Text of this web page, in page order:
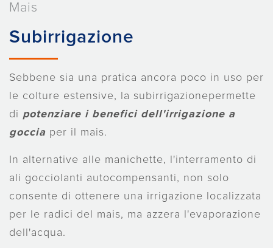
Mais
Subirrigazione
Sebbene sia una pratica ancora poco in uso per
le colture estensive, la subirrigazionepermette
di potenziare i benefici dell'irrigazione a
goccia per il mais.
In alternative alle manichette, l'interramento di
ali gocciolanti autocompensanti, non solo
consente di ottenere una irrigazione localizzata
per le radici del mais, ma azzera l'evaporazione
dell'acqua.